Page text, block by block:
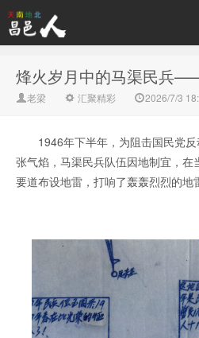
烽火岁月中的马渠民兵
老梁 汇聚精彩 2026/7/3
1946年下半年，为阻击国民党
张气焰，马渠民兵队伍因地制宜，
要道布设地雷，打响了轰轰烈烈的地